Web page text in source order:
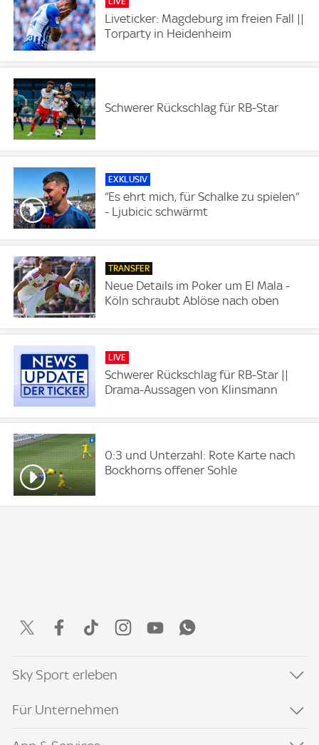
Liveticker: Magdeburg im freien Fall ||
Torparty in Heidenheim
Schwerer Rückschlag für RB-Star
EXKLUSIV
“Es ehrt mich, für Schalke zu spielen“
- Ljubicic schwärmt
TRANSFER
Neue Details im Poker um El Mala -
Köln schraubt Ablöse nach oben
LIVE
Schwerer Rückschlag für RB-Star ||
Drama-Aussagen von Klinsmann
0:3 und Unterzahl: Rote Karte nach
Bockhorns offener Sohle
Sky Sport erleben
Für Unternehmen